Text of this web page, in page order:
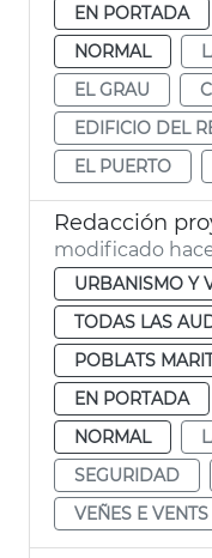
EN PORTADA
NORMAL
EL GRAU
EDIFICIO DEL
EL PUERTO
modificado
URBANISMO Y
TODAS LAS
POBLATS
EN PORTADA
NORMAL
SEGURIDAD
VEÑES E VENTS